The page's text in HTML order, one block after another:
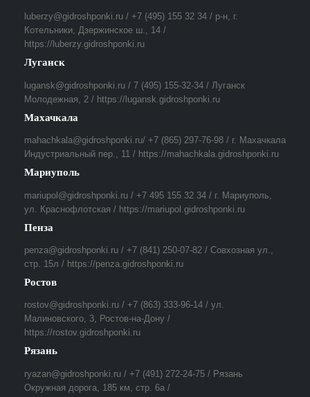
luberzy@gidroshponki.ru / +7 (495) 155 32 34 / р-н, г.
Котельники, Дзержинское ш., 14 /
https://luberzy.gidroshponki.ru
Луганск
lugansk@gidroshponki.ru / 7 (495) 155-32-34 / Луганск
Молодежная, 2 / https://lugansk.gidroshponki.ru
Махачкала
mahachkala@gidroshponki.ru/ +7 (865) 297-76-98 / г. Махачкала
Индустриальный пер., 11 / https://mahachkala.gidroshponki.ru
Мариуполь
mariupol@gidroshponki.ru / +7 495 155 32 34 / г. Мариуполь,
ул. Краснофлотская / https://mariupol.gidroshponki.ru
Пенза
penza@gidroshponki.ru / +7 (841) 250-07-82 / Совхозная ул.,
стр. 15л / https://penza.gidroshponki.ru
Ростов
rostov@gidroshponki.ru / +7 (863) 333-96-14 / ул.
Малиновского, 3, Ростов-на-Дону /
https://rostov.gidroshponki.ru
Рязань
ryazan@gidroshponki.ru / +7 (491) 272-24-75 / Рязань
Окружная дорога, 185 км, стр. 6а /